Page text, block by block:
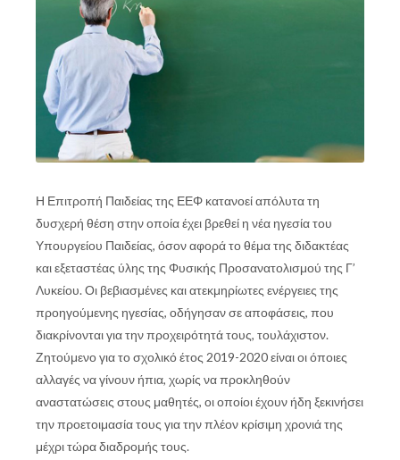
Η Επιτροπή Παιδείας της ΕΕΦ κατανοεί απόλυτα τη
δυσχερή θέση στην οποία έχει βρεθεί η νέα ηγεσία του
Υπουργείου Παιδείας, όσον αφορά το θέμα της διδακτέας
και εξεταστέας ύλης της Φυσικής Προσανατολισμού της Γ’
Λυκείου. Οι βεβιασμένες και ατεκμηρίωτες ενέργειες της
προηγούμενης ηγεσίας, οδήγησαν σε αποφάσεις, που
διακρίνονται για την προχειρότητά τους, τουλάχιστον.
Ζητούμενο για το σχολικό έτος 2019-2020 είναι οι όποιες
αλλαγές να γίνουν ήπια, χωρίς να προκληθούν
αναστατώσεις στους μαθητές, οι οποίοι έχουν ήδη ξεκινήσει
την προετοιμασία τους για την πλέον κρίσιμη χρονιά της
μέχρι τώρα διαδρομής τους.